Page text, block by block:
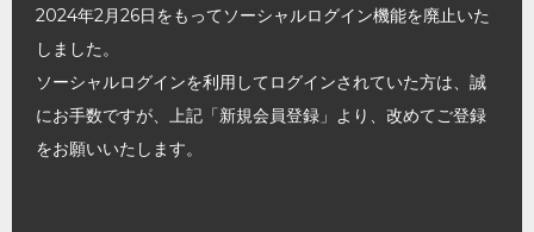
2024年2月26日をもってソーシャルログイン機能を廃止いた
しました。
ソーシャルログインを利用してログインされていた方は、誠
にお手数ですが、上記「新規会員登録」より、改めてご登録
をお願いいたします。